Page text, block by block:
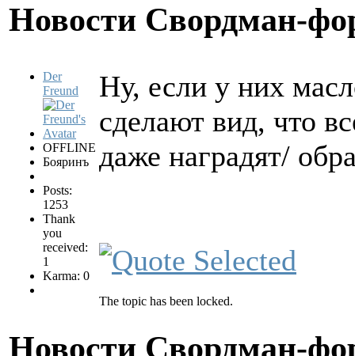
Новости Свордман-
Der
Freund
OFFLINE
Бояринъ
Posts:
1253
Thank
you
received:
1
Karma: 0
Ну, если у них
сделают вид, что
даже наградят/
The topic has been locked.
Новости Свордман-